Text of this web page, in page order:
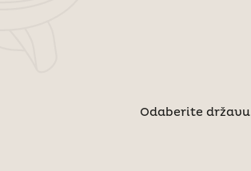
Odaberite državu